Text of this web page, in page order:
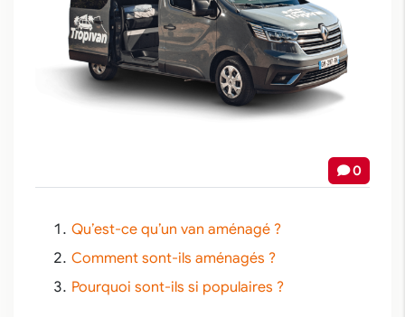
0
Qu’est-ce qu’un van aménagé ?
Comment sont-ils aménagés ?
Pourquoi sont-ils si populaires ?